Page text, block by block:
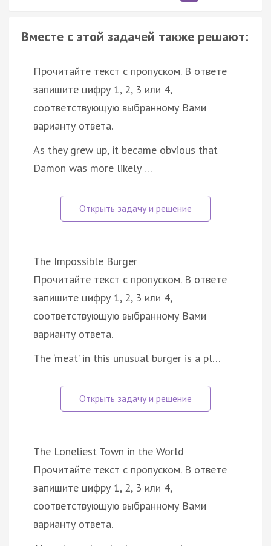
Вместе с этой задачей также решают:
Прочитайте текст с пропуском. В ответе
запишите цифру 1, 2, 3 или 4,
соответствующую выбранному Вами
варианту ответа.
As they grew up, it became obvious that
Damon was more likely …
The Impossible Burger
Прочитайте текст с пропуском. В ответе
запишите цифру 1, 2, 3 или 4,
соответствующую выбранному Вами
варианту ответа.
The ‘meat’ in this unusual burger is a pl…
The Loneliest Town in the World
Прочитайте текст с пропуском. В ответе
запишите цифру 1, 2, 3 или 4,
соответствующую выбранному Вами
варианту ответа.